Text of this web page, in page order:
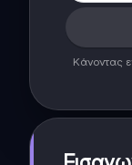
Κάνοντας